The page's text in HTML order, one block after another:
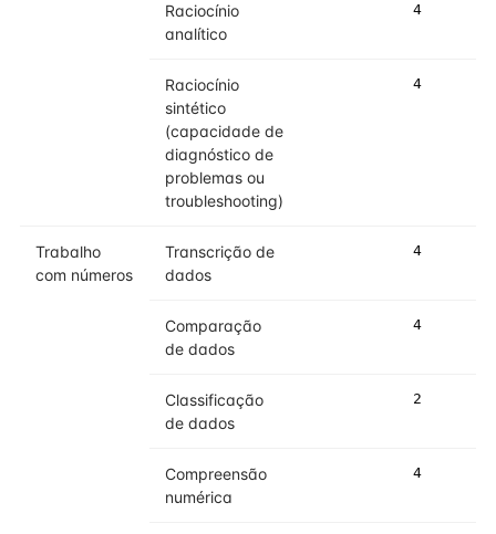
Raciocínio
analítico
4
Raciocínio
sintético
(capacidade de
diagnóstico de
problemas ou
troubleshooting)
4
Trabalho
com números
Transcrição de
dados
4
Comparação
de dados
4
Classificação
de dados
2
Compreensão
numérica
4